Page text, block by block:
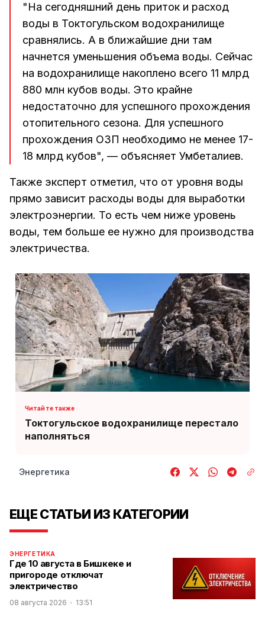
"На сегодняшний день приток и расход
воды в Токтогульском водохранилище
сравнялись. А в ближайшие дни там
начнется уменьшения объема воды. Сейчас
на водохранилище накоплено всего 11 млрд
880 млн кубов воды. Это крайне
недостаточно для успешного прохождения
отопительного сезона. Для успешного
прохождения ОЗП необходимо не менее 17-
18 млрд кубов", — объясняет Умбеталиев.
Также эксперт отметил, что от уровня воды
прямо зависит расходы воды для выработки
электроэнергии. То есть чем ниже уровень
воды, тем больше ее нужно для производства
электричества.
Токтогульское водохранилище перестало
наполняться
Энергетика
ЕЩЕ СТАТЬИ ИЗ КАТЕГОРИИ
ЭНЕРГЕТИКА
Где 10 августа в Бишкеке и
пригороде отключат
электричество
08 августа 2026 13:51